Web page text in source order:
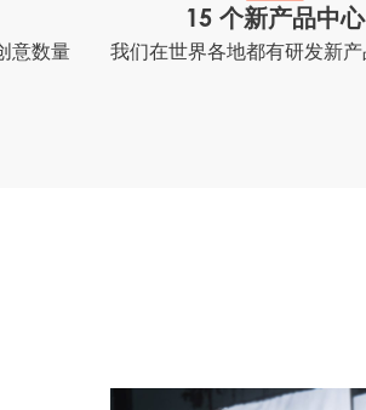
意数量
15 个新产品中心
我们在世界各地都有研发新